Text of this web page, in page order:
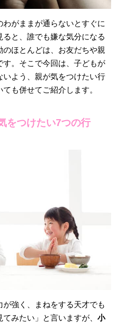
がままが通らないとすぐに
と、誰でも嫌な気分になる
ほとんどは、お友だちや親
。そこで今回は、子どもが
よう、親が気をつけたい行
も併せてご紹介します。
をつけたい7つの行
強く、まねをする天才でも
みたい」と言いますが、 小